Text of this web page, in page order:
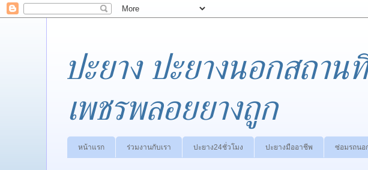
ปะยาง ปะยางนอกสถา
เพชรพลอยยางถูก
หน้าแรก ร่วมงานกับเรา ปะยาง24ชั่วโมง ปะยางมืออาชีพ ซ่อมรถนอ